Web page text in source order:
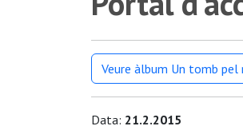
Veure àlbum Un tomb pel
Data: 21.2.2015